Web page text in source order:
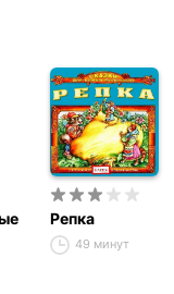
Репка
49 минут